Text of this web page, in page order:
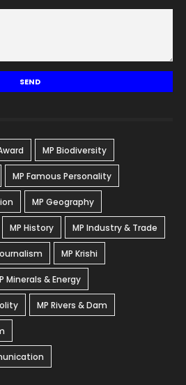
MP Biodiversity
MP Famous Personality
MP Geography
MP History MP Industry & Trade
MP Krishi
Minerals & Energy
MP Rivers & Dam